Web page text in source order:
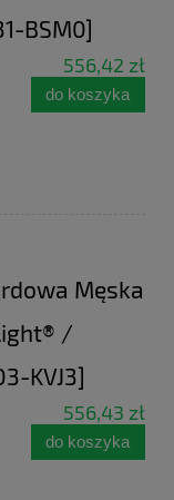
BSM0]
556,42 zł
do koszyka
Męska
/
KVJ3]
556,43 zł
do koszyka